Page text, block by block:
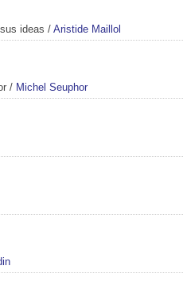
ideas / Aristide Maillol
/ Michel Seuphor